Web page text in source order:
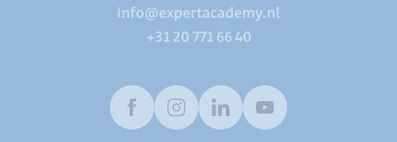
info@expertacademy.nl
+31 20 771 66 40
FacebookInstagramLinkedInYoutube